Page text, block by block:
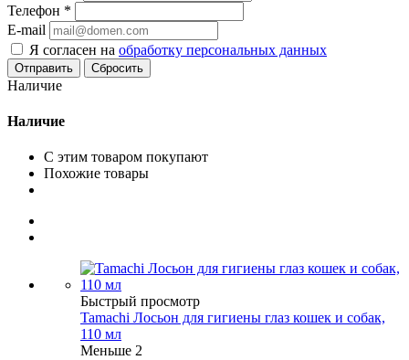
Телефон *
E-mail
Я согласен на обработку персональных данных
Сбросить
Наличие
Наличие
С этим товаром покупают
Похожие товары
Быстрый просмотр
Tamachi Лосьон для гигиены глаз кошек и собак,
110 мл
Меньше 2